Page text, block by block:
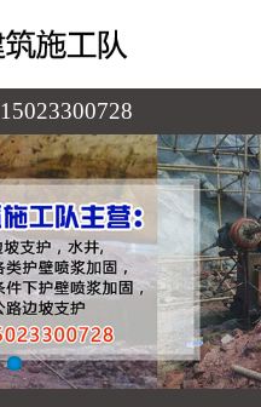
15023300728